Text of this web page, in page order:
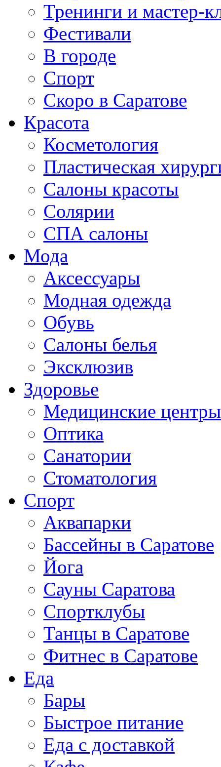
Тренинги и мастер-
Фестивали
В городе
Спорт
Скоро в Саратове
Красота
Косметология
Пластическая
Салоны красоты
Солярии
СПА салоны
Мода
Аксессуары
Модная одежда
Обувь
Салоны белья
Эксклюзив
Здоровье
Медицинские центры
Оптика
Санатории
Стоматология
Спорт
Аквапарки
Бассейны в Саратове
Йога
Сауны Саратова
Спортклубы
Танцы в Саратове
Фитнес в Саратове
Еда
Бары
Быстрое питание
Еда с доставкой